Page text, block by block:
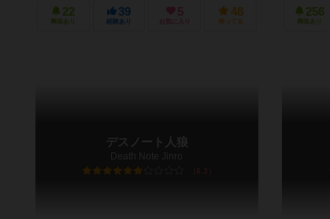
22
興味あり
39
経験あり
5
お気に入り
48
持ってる
256
興味あり
デスノート人狼
Death Note Jinro
6.2